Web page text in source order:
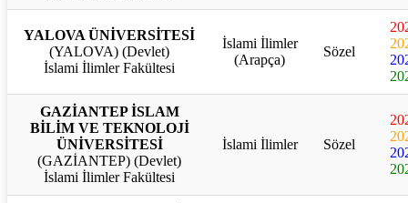
YALOVA ÜNİVERSİTESİ
(YALOVA) (Devlet)
İslami İlimler Fakültesi
İslami İlimler
(Arapça)
Sözel
GAZİANTEP İSLAM
BİLİM VE TEKNOLOJİ
ÜNİVERSİTESİ
(GAZİANTEP) (Devlet)
İslami İlimler Fakültesi
İslami İlimler Sözel